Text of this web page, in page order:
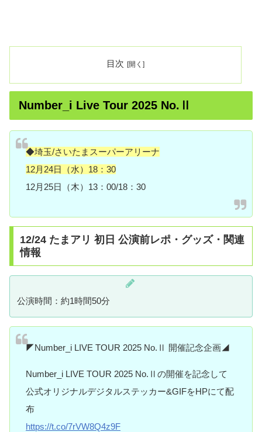
目次
Number_i Live Tour 2025 No.Ⅱ
◆埼玉/さいたまスーパーアリーナ
12月24日（水）18：30
12月25日（木）13：00/18：30
12/24 たまアリ 初日 公演前レポ・グッズ・関連
情報
公演時間：約1時間50分
◤Number_i LIVE TOUR 2025 No.Ⅱ 開催記念企画◢
Number_i LIVE TOUR 2025 No.Ⅱの開催を記念して
公式オリジナルデジタルステッカー&GIFをHPにて配
布
https://t.co/7rVW8Q4z9F